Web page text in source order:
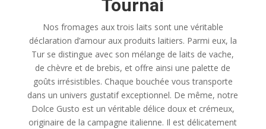
Tournai
Nos fromages aux trois laits sont une véritable
déclaration d’amour aux produits laitiers. Parmi eux, la
Tur se distingue avec son mélange de laits de vache,
de chèvre et de brebis, et offre ainsi une palette de
goûts irrésistibles. Chaque bouchée vous transporte
dans un univers gustatif exceptionnel. De même, notre
Dolce Gusto est un véritable délice doux et crémeux,
originaire de la campagne italienne. Il est délicatement